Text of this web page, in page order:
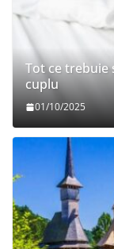
Tot ce trebuie
cuplu
01/10/2025